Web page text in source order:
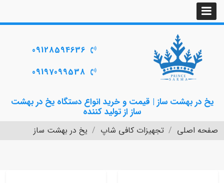
یخ در بهشت ساز | قیمت و خرید انواع دستگاه یخ در بهشت
ساز از تولید کننده
09128594636
09197099538
صفحه اصلی تجهیزات کافی شاپ یخ در بهشت ساز